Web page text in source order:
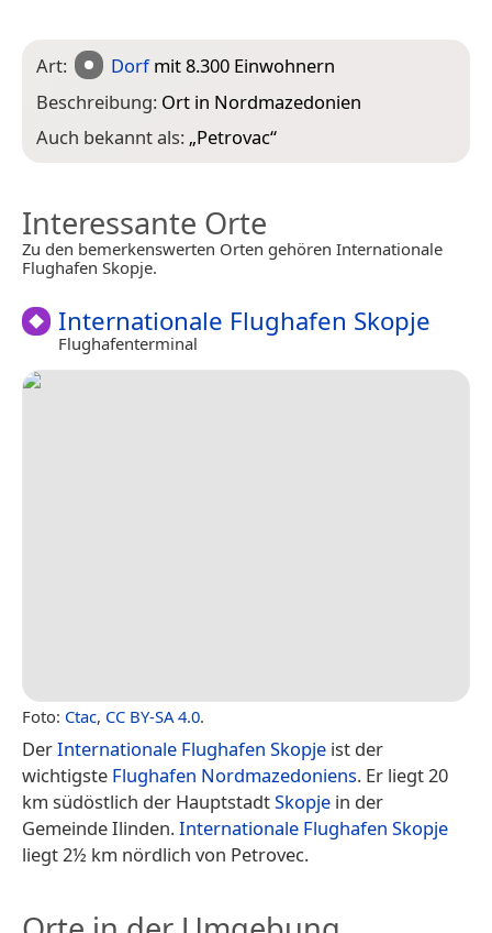
Art: Dorfmit 8.300 Einwohnern
Beschreibung: Ort in Nordmazedonien
Auch bekannt als: „Petrovac“
Interessante Orte
Zu den bemerkenswerten Orten gehören Internationale
Flughafen Skopje.
Internationale Flughafen Skopje
Flughafenterminal
Foto: Ctac, CC BY-SA 4.0.
DerInternationale Flughafen Skopje ist der
wichtigste Flughafen Nordmazedoniens. Er liegt 20
km südöstlich der HauptstadtSkopje in der
Gemeinde Ilinden.Internationale Flughafen Skopje
liegt 2½ km nördlich von Petrovec.